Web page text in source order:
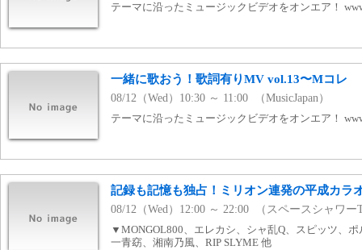
テーマに沿ったミュージックビデオをオンエア！
一緒に歌おう！歌詞有りMV vol.13〜Mコレ
08/12（Wed）10:30 ～ 11:00 （MusicJapan）
テーマに沿ったミュージックビデオをオンエア！
記録も記憶も独占！ミリオン連発の平成カラ
08/12（Wed）12:00 ～ 22:00 （スペースシャワー
▼MONGOL800、エレカシ、シャ乱Q、スピッツ、
一青窈、湘南乃風、RIP SLYME 他